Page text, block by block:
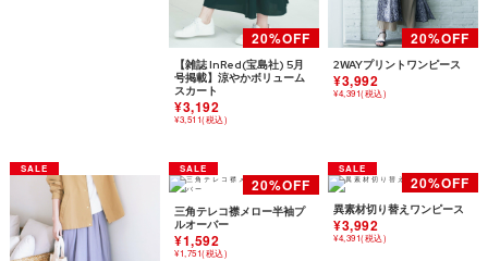
【雑誌 InRed(宝島社) 5月
号掲載】涼やかボリューム
スカート
¥3,192
¥3,511(税込)
2WAYプリントワンピース
¥3,992
¥4,391(税込)
三角テレコ襟メロー半袖プ
ルオーバー
¥1,592
¥1,751(税込)
異素材切り替えワンピース
¥3,992
¥4,391(税込)